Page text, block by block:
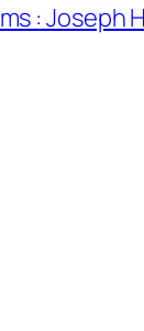
: Joseph